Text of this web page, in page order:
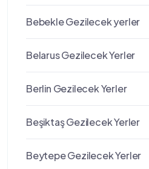
Bebekle Gezilecek yerler
Belarus Gezilecek Yerler
Berlin Gezilecek Yerler
Beşiktaş Gezilecek Yerler
Beytepe Gezilecek Yerler